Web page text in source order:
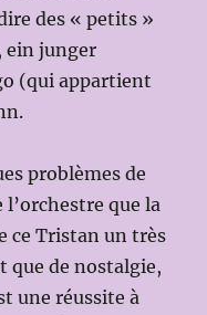
des « petits »
ein junger
(qui appartient
problèmes de
que la
ce Tristan un très
que de nostalgie,
une réussite à